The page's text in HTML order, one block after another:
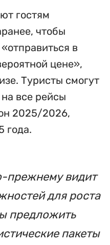
гостям
чтобы
в
цене»,
Туристы смогут
все рейсы
2025/2026,
года.
прежнему видит
для роста
предложить
пакеты